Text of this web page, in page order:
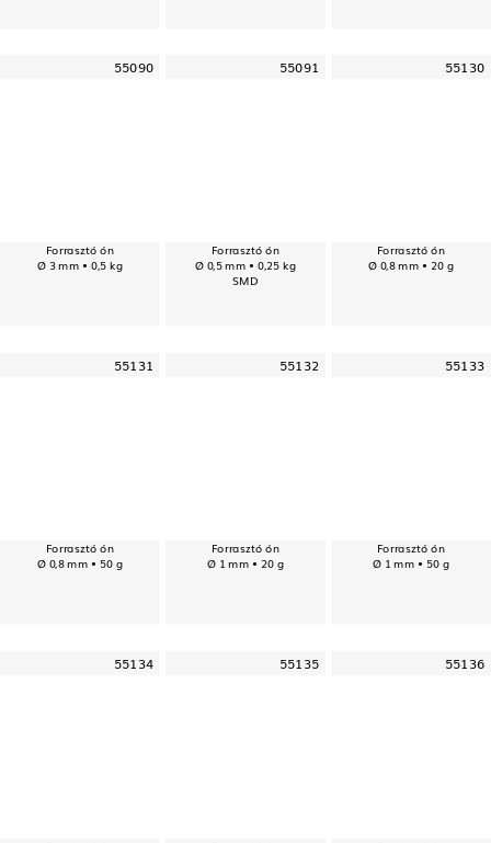
55090
Forrasztó ón
Ø 3 mm • 0,5 kg
55091
Forrasztó ón
Ø 0,5 mm • 0,25 kg
SMD
55130
Forrasztó ón
Ø 0,8 mm • 20 g
55131
Forrasztó ón
Ø 0,8 mm • 50 g
55132
Forrasztó ón
Ø 1 mm • 20 g
55133
Forrasztó ón
Ø 1 mm • 50 g
55134 55135 55136